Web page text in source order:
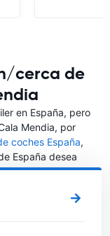
cerca de
en España, pero
Mendia, por
coches España,
España desea